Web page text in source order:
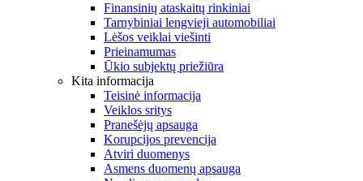
Finansinių ataskaitų rinkiniai
Tarnybiniai lengvieji automobiliai
Lėšos veiklai viešinti
Prieinamumas
Ūkio subjektų priežiūra
Kita informacija
Teisinė informacija
Veiklos sritys
Pranešėjų apsauga
Korupcijos prevencija
Atviri duomenys
Asmens duomenų apsauga